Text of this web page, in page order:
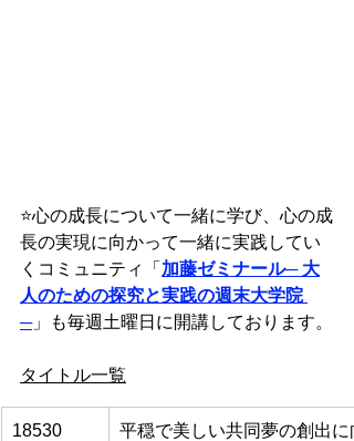
⭐️心の成長について一緒に学び、心の成
長の実現に向かって一緒に実践してい
くコミュニティ「 加藤ゼミナール─ 大
人のための探究と実践の週末大学院
─」も毎週土曜日に開講しております。
タイトル一覧
18530 平穏で美しい共同夢の創出に